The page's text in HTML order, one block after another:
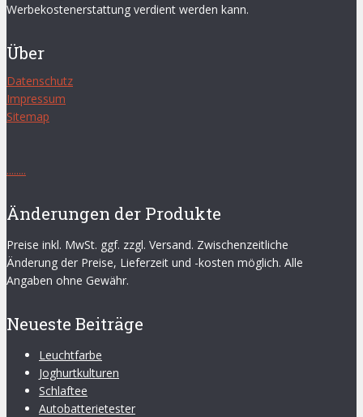
Werbekostenerstattung verdient werden kann.
Über
Datenschutz
Impressum
Sitemap
........
Änderungen der Produkte
Preise inkl. MwSt. ggf. zzgl. Versand. Zwischenzeitliche
Änderung der Preise, Lieferzeit und -kosten möglich. Alle
Angaben ohne Gewähr.
Neueste Beiträge
Leuchtfarbe
Joghurtkulturen
Schlaftee
Autobatterietester